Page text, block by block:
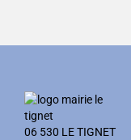
06 530 LE TIGNET